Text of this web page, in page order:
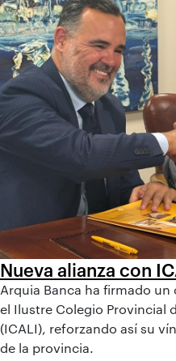
Nueva alianza con
Arquia Banca ha firmado
el Ilustre Colegio Provincial
(ICALI), reforzando así su
de la provincia.